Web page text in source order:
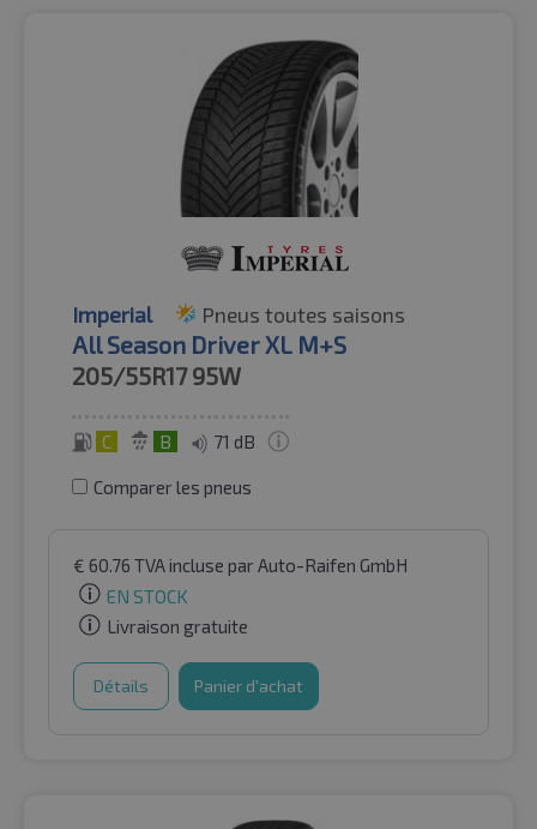
Imperial Pneus toutes saisons
All Season Driver XL M+S
205/55R17 95W
C B 71 dB
Comparer les pneus
€ 60.76 TVA incluse par Auto-Raifen GmbH
EN STOCK
Livraison gratuite
Détails Panier d'achat